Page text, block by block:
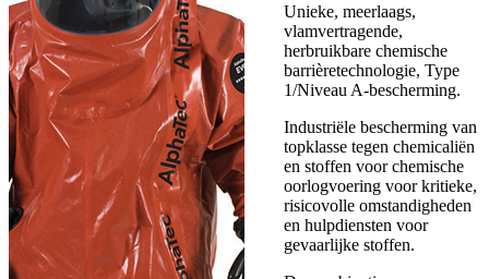
Unieke, meerlaags,
vlamvertragende,
herbruikbare chemische
barrièretechnologie, Type
1/Niveau A-bescherming.
Industriële bescherming van
topklasse tegen chemicaliën
en stoffen voor chemische
oorlogvoering voor kritieke,
risicovolle omstandigheden
en hulpdiensten voor
gevaarlijke stoffen.